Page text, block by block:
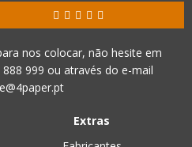
nos colocar, não hesite em
999 ou através do e-mail
Extras